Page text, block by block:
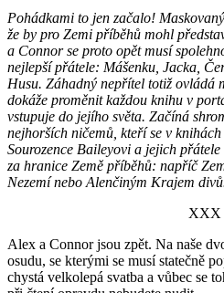
Pohádkami to jen začalo!
že by pro Zemi příběhů mohl
a Connor se proto opět musí
nejlepší přátele: Mášenku, Jacka,
Husu. Záhadný nepřítel totiž ovládá
dokáže proměnit každou knihu v
vstupuje do jejího světa. Začíná
nejhorších ničemů, kteří se v
Sourozence Baileyovi a jejich
za hranice Země příběhů: napříč
Nezemí nebo Alenčiným Krajem
XXX
Alex a Connor jsou zpět. Na naše
osudu, se kterými se musí statečně
chystá velkolepá svatba a vůbec se